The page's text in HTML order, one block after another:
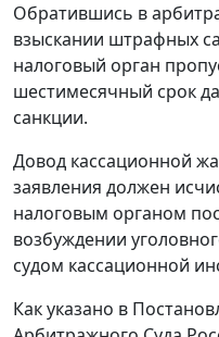
Обратившись в
взыскании штрафных
налоговый орган
шестимесячный срок
санкции.
Довод кассационной
заявления должен
налоговым органом
возбуждении
судом кассационной
Как указано в